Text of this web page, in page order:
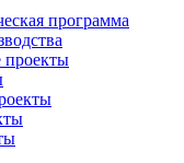
программа